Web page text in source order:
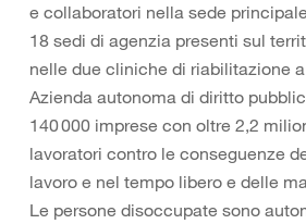
e collaboratori nella sede
18 sedi di agenzia presenti sul
nelle due cliniche di riabilitazione
Azienda autonoma di diritto
140 000 imprese con oltre 2,2
lavoratori contro le conseguenze
lavoro e nel tempo libero e delle
Le persone disoccupate sono